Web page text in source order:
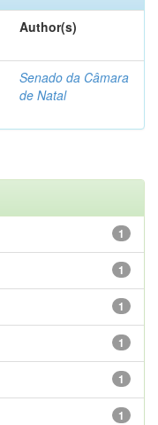
Author(s)
Senado da Câmara
de Natal
1
1
1
1
1
1